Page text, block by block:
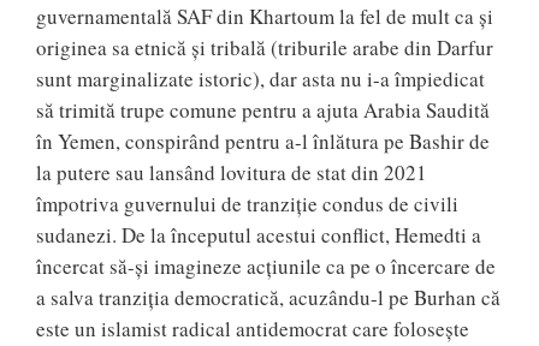
guvernamentală SAF din Khartoum la fel de mult ca și
originea sa etnică și tribală (triburile arabe din Darfur
sunt marginalizate istoric), dar asta nu i-a împiedicat
să trimită trupe comune pentru a ajuta Arabia Saudită
în Yemen, conspirând pentru a-l înlătura pe Bashir de
la putere sau lansând lovitura de stat din 2021
împotriva guvernului de tranziție condus de civili
sudanezi. De la începutul acestui conflict, Hemedti a
încercat să-și imagineze acțiunile ca pe o încercare de
a salva tranziția democratică, acuzându-l pe Burhan că
este un islamist radical antidemocrat care folosește